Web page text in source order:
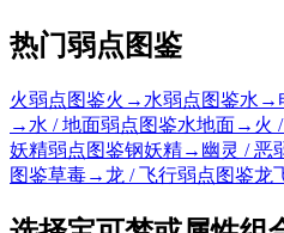
热门弱点图鉴
火弱点图鉴火 → 水弱点图鉴水 →
→ 水 / 地面弱点图鉴水地面→ 火
妖精弱点图鉴钢妖精→ 幽灵 / 恶
图鉴草毒→龙 / 飞行弱点图鉴龙